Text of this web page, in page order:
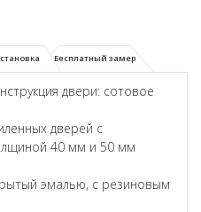
Бесплатный замер
двери: сотовое
дверей с
40 мм и 50 мм
эмалью, с резиновым